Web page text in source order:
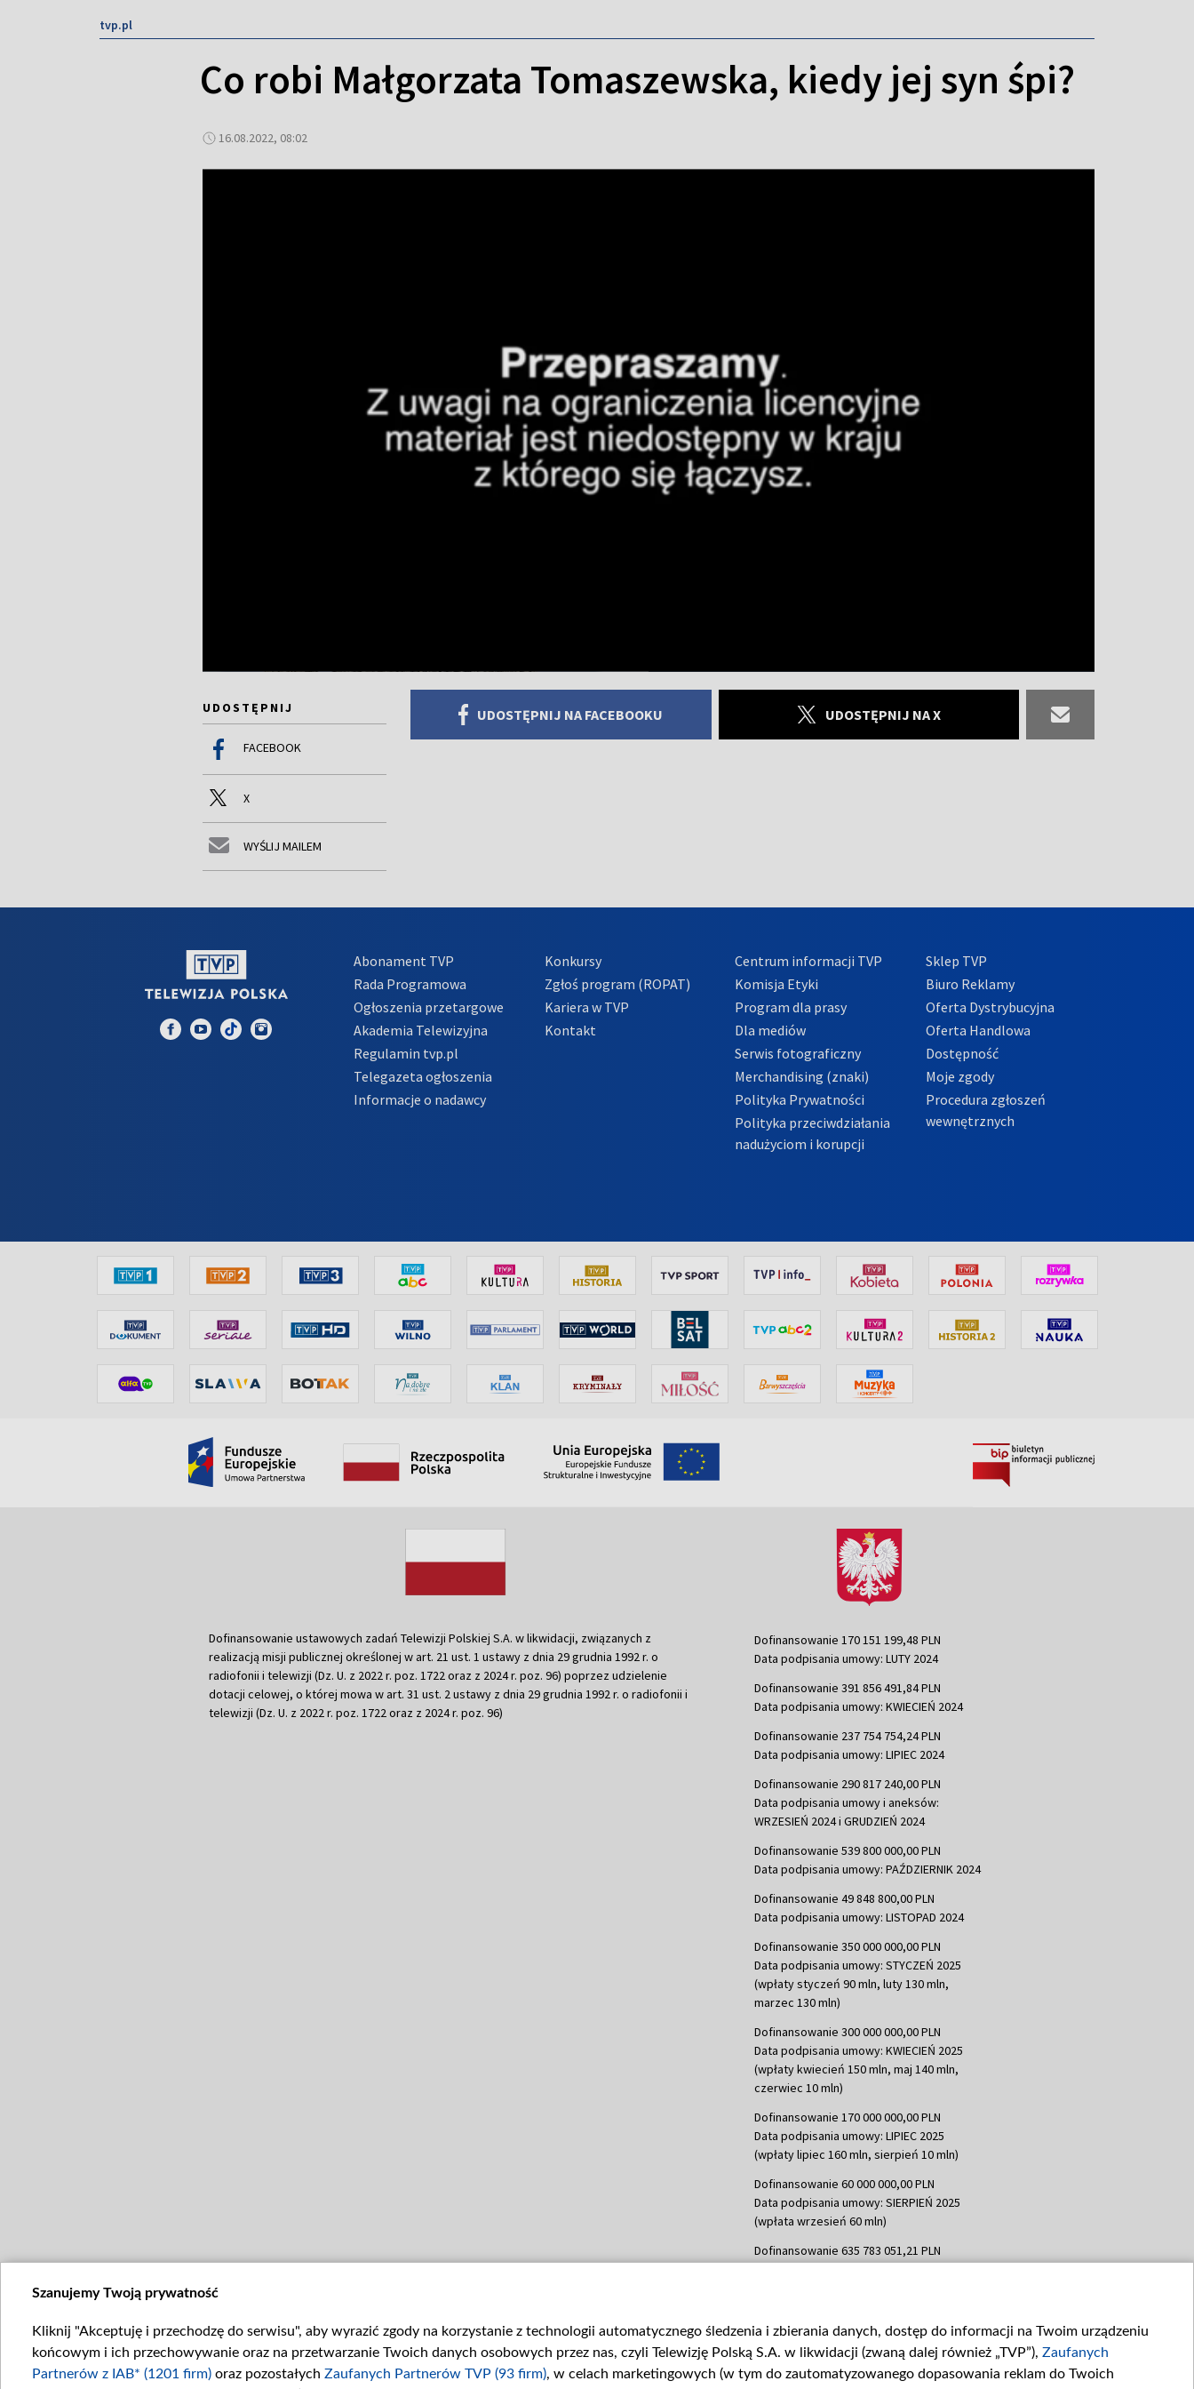
tvp.pl
Co robi Małgorzata Tomaszewska, kiedy jej syn śpi?
16.08.2022, 08:02
UDOSTĘPNIJ
FACEBOOK
X
WYŚLIJ MAILEM
UDOSTĘPNIJ NA FACEBOOKU UDOSTĘPNIJ NA X
Abonament TVP
Rada Programowa
Ogłoszenia przetargowe
Akademia Telewizyjna
Regulamin tvp.pl
Telegazeta ogłoszenia
Informacje o nadawcy
Konkursy
Zgłoś program (ROPAT)
Kariera w TVP
Kontakt
Centrum informacji TVP
Komisja Etyki
Program dla prasy
Dla mediów
Serwis fotograficzny
Merchandising (znaki)
Polityka Prywatności
Polityka przeciwdziałania
nadużyciom i korupcji
Sklep TVP
Biuro Reklamy
Oferta Dystrybucyjna
Oferta Handlowa
Dostępność
Moje zgody
Procedura zgłoszeń
wewnętrznych
Dofinansowanie ustawowych zadań Telewizji Polskiej S.A. w likwidacji, związanych z
realizacją misji publicznej określonej w art. 21 ust. 1 ustawy z dnia 29 grudnia 1992 r. o
radiofonii i telewizji (Dz. U. z 2022 r. poz. 1722 oraz z 2024 r. poz. 96) poprzez udzielenie
dotacji celowej, o której mowa w art. 31 ust. 2 ustawy z dnia 29 grudnia 1992 r. o radiofonii i
telewizji (Dz. U. z 2022 r. poz. 1722 oraz z 2024 r. poz. 96)
Dofinansowanie 170 151 199,48 PLN
Data podpisania umowy: LUTY 2024
Dofinansowanie 391 856 491,84 PLN
Data podpisania umowy: KWIECIEŃ 2024
Dofinansowanie 237 754 754,24 PLN
Data podpisania umowy: LIPIEC 2024
Dofinansowanie 290 817 240,00 PLN
Data podpisania umowy i aneksów:
WRZESIEŃ 2024 i GRUDZIEŃ 2024
Dofinansowanie 539 800 000,00 PLN
Data podpisania umowy: PAŹDZIERNIK 2024
Dofinansowanie 49 848 800,00 PLN
Data podpisania umowy: LISTOPAD 2024
Dofinansowanie 350 000 000,00 PLN
Data podpisania umowy: STYCZEŃ 2025
(wpłaty styczeń 90 mln, luty 130 mln,
marzec 130 mln)
Dofinansowanie 300 000 000,00 PLN
Data podpisania umowy: KWIECIEŃ 2025
(wpłaty kwiecień 150 mln, maj 140 mln,
czerwiec 10 mln)
Dofinansowanie 170 000 000,00 PLN
Data podpisania umowy: LIPIEC 2025
(wpłaty lipiec 160 mln, sierpień 10 mln)
Dofinansowanie 60 000 000,00 PLN
Data podpisania umowy: SIERPIEŃ 2025
(wpłata wrzesień 60 mln)
Dofinansowanie 635 783 051,21 PLN
Dofinansowanie 48 862 000,00 PLN
Data podpisania umowy: GRUDZIEŃ 2025
(wpłata grudzień 60,548 mln)
Szanujemy Twoją prywatność
Kliknij "Akceptuję i przechodzę do serwisu", aby wyrazić zgody na korzystanie z technologii automatycznego śledzenia i zbierania danych, dostęp do informacji na Twoim urządzeniu
końcowym i ich przechowywanie oraz na przetwarzanie Twoich danych osobowych przez nas, czyli Telewizję Polską S.A. w likwidacji (zwaną dalej również „TVP”), Zaufanych
Partnerów z IAB* (1201 firm) oraz pozostałych Zaufanych Partnerów TVP (93 firm), w celach marketingowych (w tym do zautomatyzowanego dopasowania reklam do Twoich